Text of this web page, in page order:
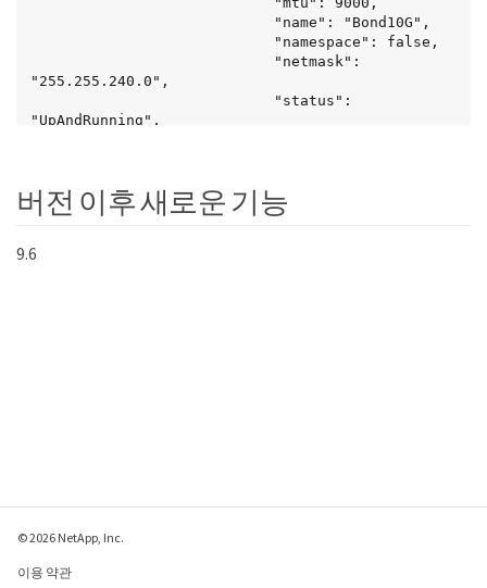
"255.255.240.0",
"UpAndRunning",
						},
						{
"10.117.64.32",
							"type": "BondMaster",
							"virtualNetworkTag":
						},
버전 이후 새로운 기능
9.6
© 2026 NetApp, Inc.
이용 약관